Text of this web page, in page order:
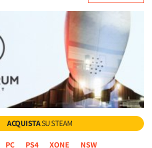
ACQUISTASU STEAM
PC PS4 XONE NSW